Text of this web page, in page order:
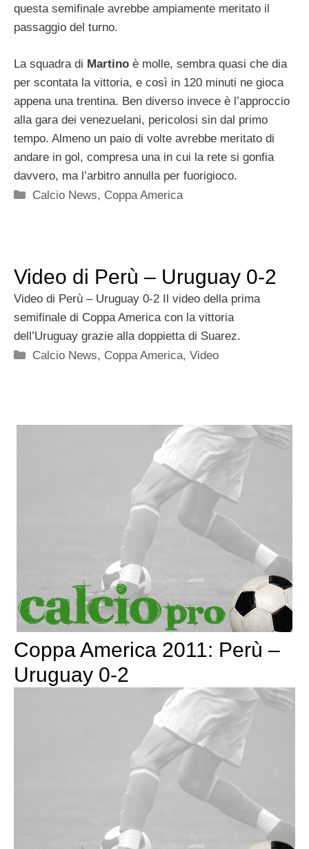
questa semifinale avrebbe ampiamente meritato il
passaggio del turno.
La squadra di Martino è molle, sembra quasi che dia
per scontata la vittoria, e così in 120 minuti ne gioca
appena una trentina. Ben diverso invece è l’approccio
alla gara dei venezuelani, pericolosi sin dal primo
tempo. Almeno un paio di volte avrebbe meritato di
andare in gol, compresa una in cui la rete si gonfia
davvero, ma l’arbitro annulla per fuorigioco.
Categorie
Calcio News, Coppa America
Video di Perù – Uruguay 0-2
Video di Perù – Uruguay 0-2 Il video della prima
semifinale di Coppa America con la vittoria
dell’Uruguay grazie alla doppietta di Suarez.
Categorie
Calcio News, Coppa America,Video
Coppa America 2011: Perù –
Uruguay 0-2